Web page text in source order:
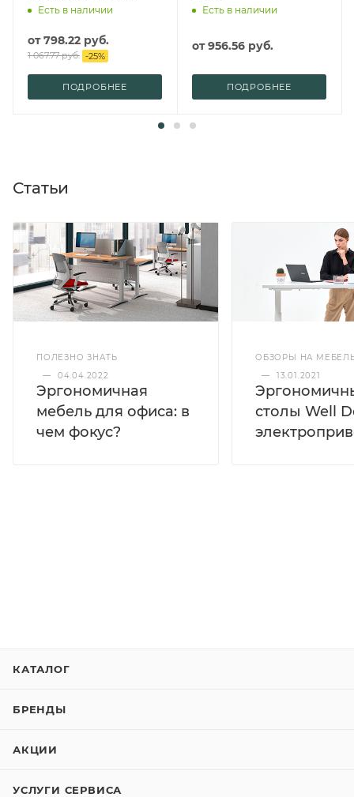
Есть в наличии
от798.22 руб.
1 067.77 руб. -25%
ПОДРОБНЕЕ
Есть в наличии
от956.56 руб.
ПОДРОБНЕЕ
Статьи
ПОЛЕЗНО ЗНАТЬ
—
04.04.2022
Эргономичная
мебель для офиса: в
чем фокус?
ОБЗОРЫ НА
—
13.01.2021
столы Well
КАТАЛОГ
БРЕНДЫ
АКЦИИ
УСЛУГИ СЕРВИСА